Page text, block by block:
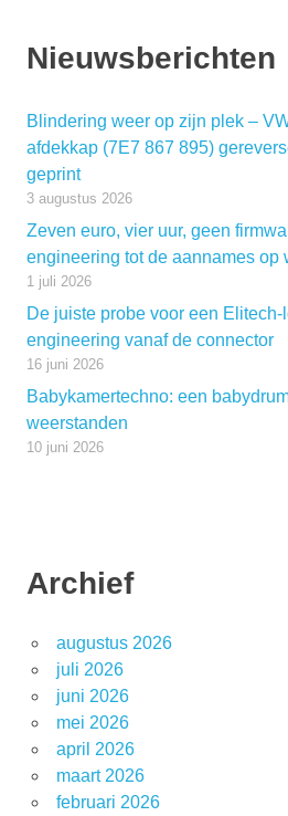
Nieuwsberichten
Blindering weer op zijn plek –
afdekkap (7E7 867 895)
geprint
3 augustus 2026
Zeven euro, vier uur, geen
engineering tot de aannames op
1 juli 2026
De juiste probe voor een
engineering vanaf de connector
16 juni 2026
Babykamertechno: een
weerstanden
10 juni 2026
Archief
augustus 2026
juli 2026
juni 2026
mei 2026
april 2026
maart 2026
februari 2026